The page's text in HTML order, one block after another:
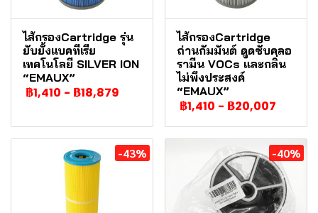
ไส้กรองCartridge รุ่น
ยับยั้งแบคทีเรีย
เทคโนโลยี SILVER ION
“EMAUX”
฿1,410 - ฿18,879
ไส้กรองCartridge
ถ่านกัมมันต์ ดูดซับคลอ
รามีน VOCs และกลิ่น
ไม่พึงประสงค์
“EMAUX”
฿1,410 - ฿20,007
-43% -40%